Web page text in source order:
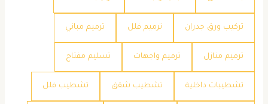
تركيب ورق جدران ترميم فلل ترميم مباني
ترميم منازل ترميم واجهات تسليم مفتاح
تشطيبات داخلية تشطيب شقق تشطيب فلل